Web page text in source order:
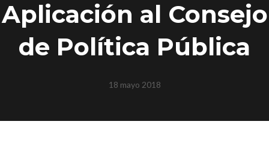
Aplicación al Consejo
de Política Pública
18 mayo 2018